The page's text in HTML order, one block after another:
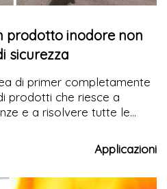
prodotto inodore non
sicurezza
di primer completamente
prodotti che riesce a
e a risolvere tutte le
efficienza tecnica e
la pericolosità dei suoi
Applicazioni